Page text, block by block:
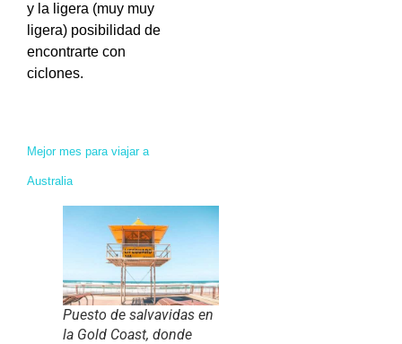
y la ligera (muy muy
ligera) posibilidad de
encontrarte con
ciclones.
Mejor mes para viajar a
Australia
Puesto de salvavidas en
la Gold Coast, donde